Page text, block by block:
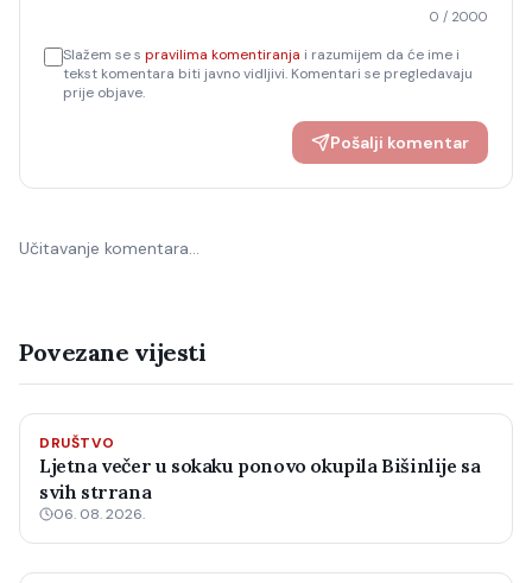
0 / 2000
Slažem se s pravilima komentiranja i razumijem da će ime i
tekst komentara biti javno vidljivi. Komentari se pregledavaju
prije objave.
Pošalji komentar
Učitavanje komentara…
Povezane vijesti
DRUŠTVO
Ljetna večer u sokaku ponovo okupila Bišinlije sa
svih strrana
06. 08. 2026.